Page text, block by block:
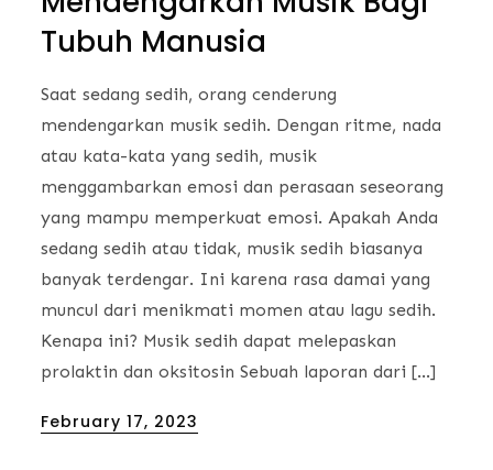
Tubuh Manusia
Saat sedang sedih, orang cenderung
mendengarkan musik sedih. Dengan ritme, nada
atau kata-kata yang sedih, musik
menggambarkan emosi dan perasaan seseorang
yang mampu memperkuat emosi. Apakah Anda
sedang sedih atau tidak, musik sedih biasanya
banyak terdengar. Ini karena rasa damai yang
muncul dari menikmati momen atau lagu sedih.
Kenapa ini? Musik sedih dapat melepaskan
prolaktin dan oksitosin Sebuah laporan dari […]
Posted
February 17, 2023